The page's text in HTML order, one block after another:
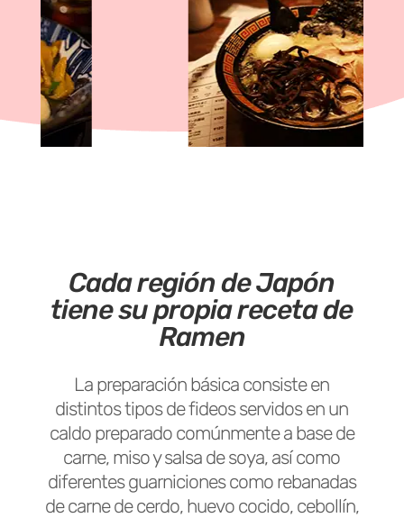
Cada región de Japón
tiene su propia receta de
Ramen
La preparación básica consiste en
distintos tipos de fideos servidos en un
caldo preparado comúnmente a base de
carne, miso y salsa de soya, así como
diferentes guarniciones como rebanadas
de carne de cerdo, huevo cocido, cebollín,